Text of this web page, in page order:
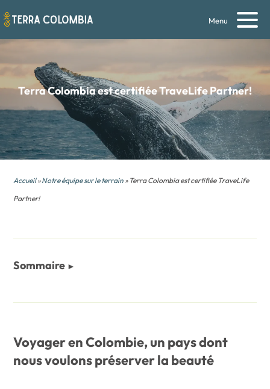
Menu
Terra Colombia est certifiée TraveLife Partner!
Accueil»Notre équipe sur le terrain » Terra Colombia est certifiée TraveLife
Partner!
Sommaire
Voyager en Colombie, un pays dont
nous voulons préserver la beauté